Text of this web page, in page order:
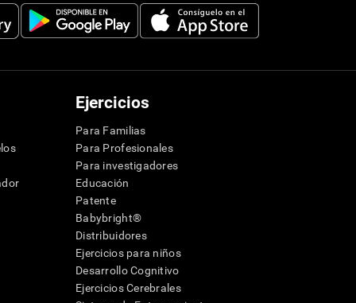
Ejercicios
Para Familias
Para Profesionales
Para investigadores
Educación
Patente
Babybright®
Distribuidores
Ejercicios para niños
Desarrollo Cognitivo
Ejercicios Cerebrales